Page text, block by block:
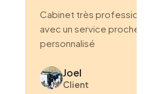
Cabinet très professionnel
avec un service proche et
personnalisé
Joel
Client